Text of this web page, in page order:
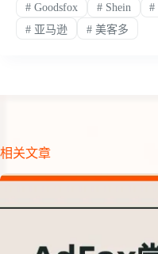
#Goodsfox #Shein #
#亚马逊 #美客多
相关文章